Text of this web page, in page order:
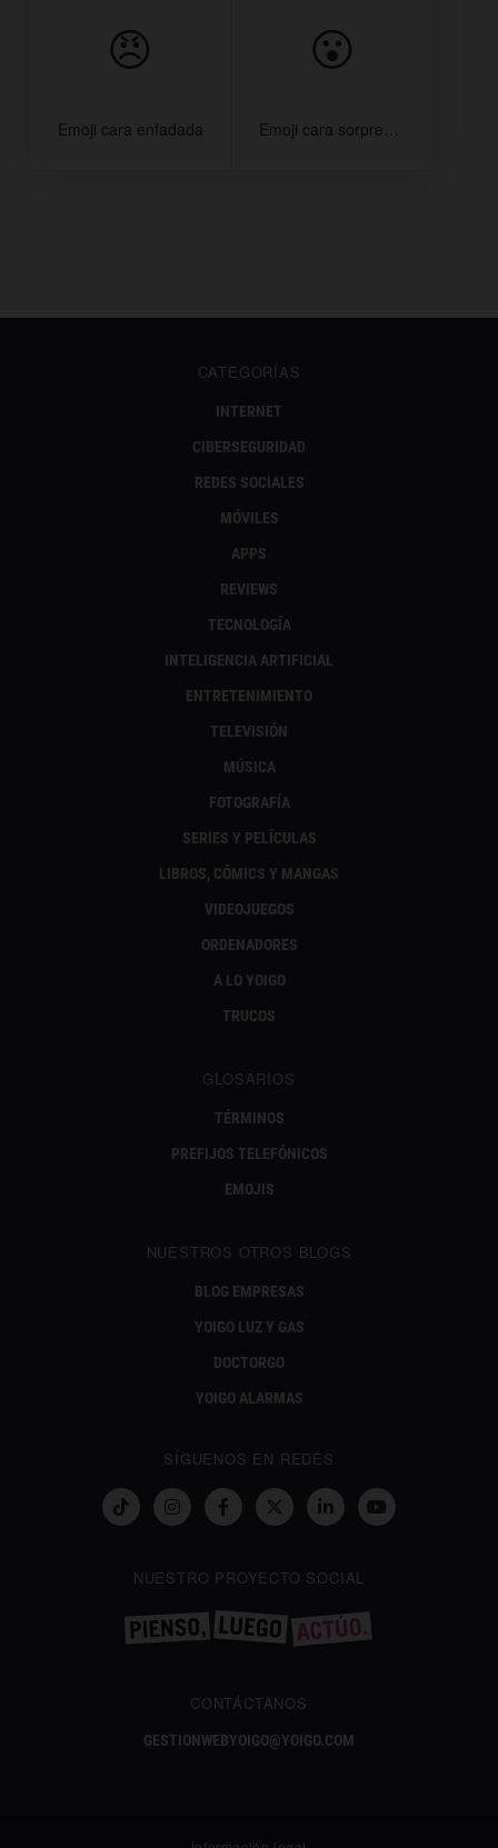
😠
Emoji cara enfadada
😮
Emoji cara sorprendida
CATEGORÍAS
INTERNET
CIBERSEGURIDAD
REDES SOCIALES
MÓVILES
APPS
REVIEWS
TECNOLOGÍA
INTELIGENCIA ARTIFICIAL
ENTRETENIMIENTO
TELEVISIÓN
MÚSICA
FOTOGRAFÍA
SERIES Y PELÍCULAS
LIBROS, CÓMICS Y MANGAS
VIDEOJUEGOS
ORDENADORES
A LO YOIGO
TRUCOS
GLOSARIOS
TÉRMINOS
PREFIJOS TELEFÓNICOS
EMOJIS
NUESTROS OTROS BLOGS
BLOG EMPRESAS
YOIGO LUZ Y GAS
DOCTORGO
YOIGO ALARMAS
SÍGUENOS EN REDES
NUESTRO PROYECTO SOCIAL
CONTÁCTANOS
GESTIONWEBYOIGO@YOIGO.COM